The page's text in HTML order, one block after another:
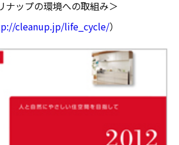
ナップの環境への取組み＞
cleanup.jp/life_cycle/）